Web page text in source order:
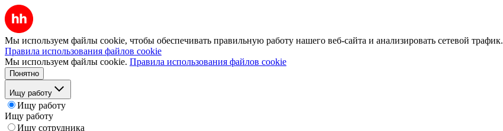
Мы используем файлы cookie, чтобы обеспечивать правильную работу нашего веб-сайта и анализировать сетевой трафик.
Правила использования файлов cookie
Мы используем файлы cookie. Правила использования файлов cookie
Понятно
Ищу работу
Ищу работу
Ищу работу
Ищу сотрудника